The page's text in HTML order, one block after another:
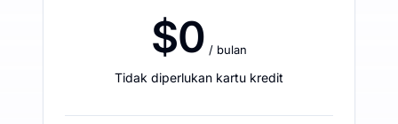
$0 / bulan
Tidak diperlukan kartu kredit